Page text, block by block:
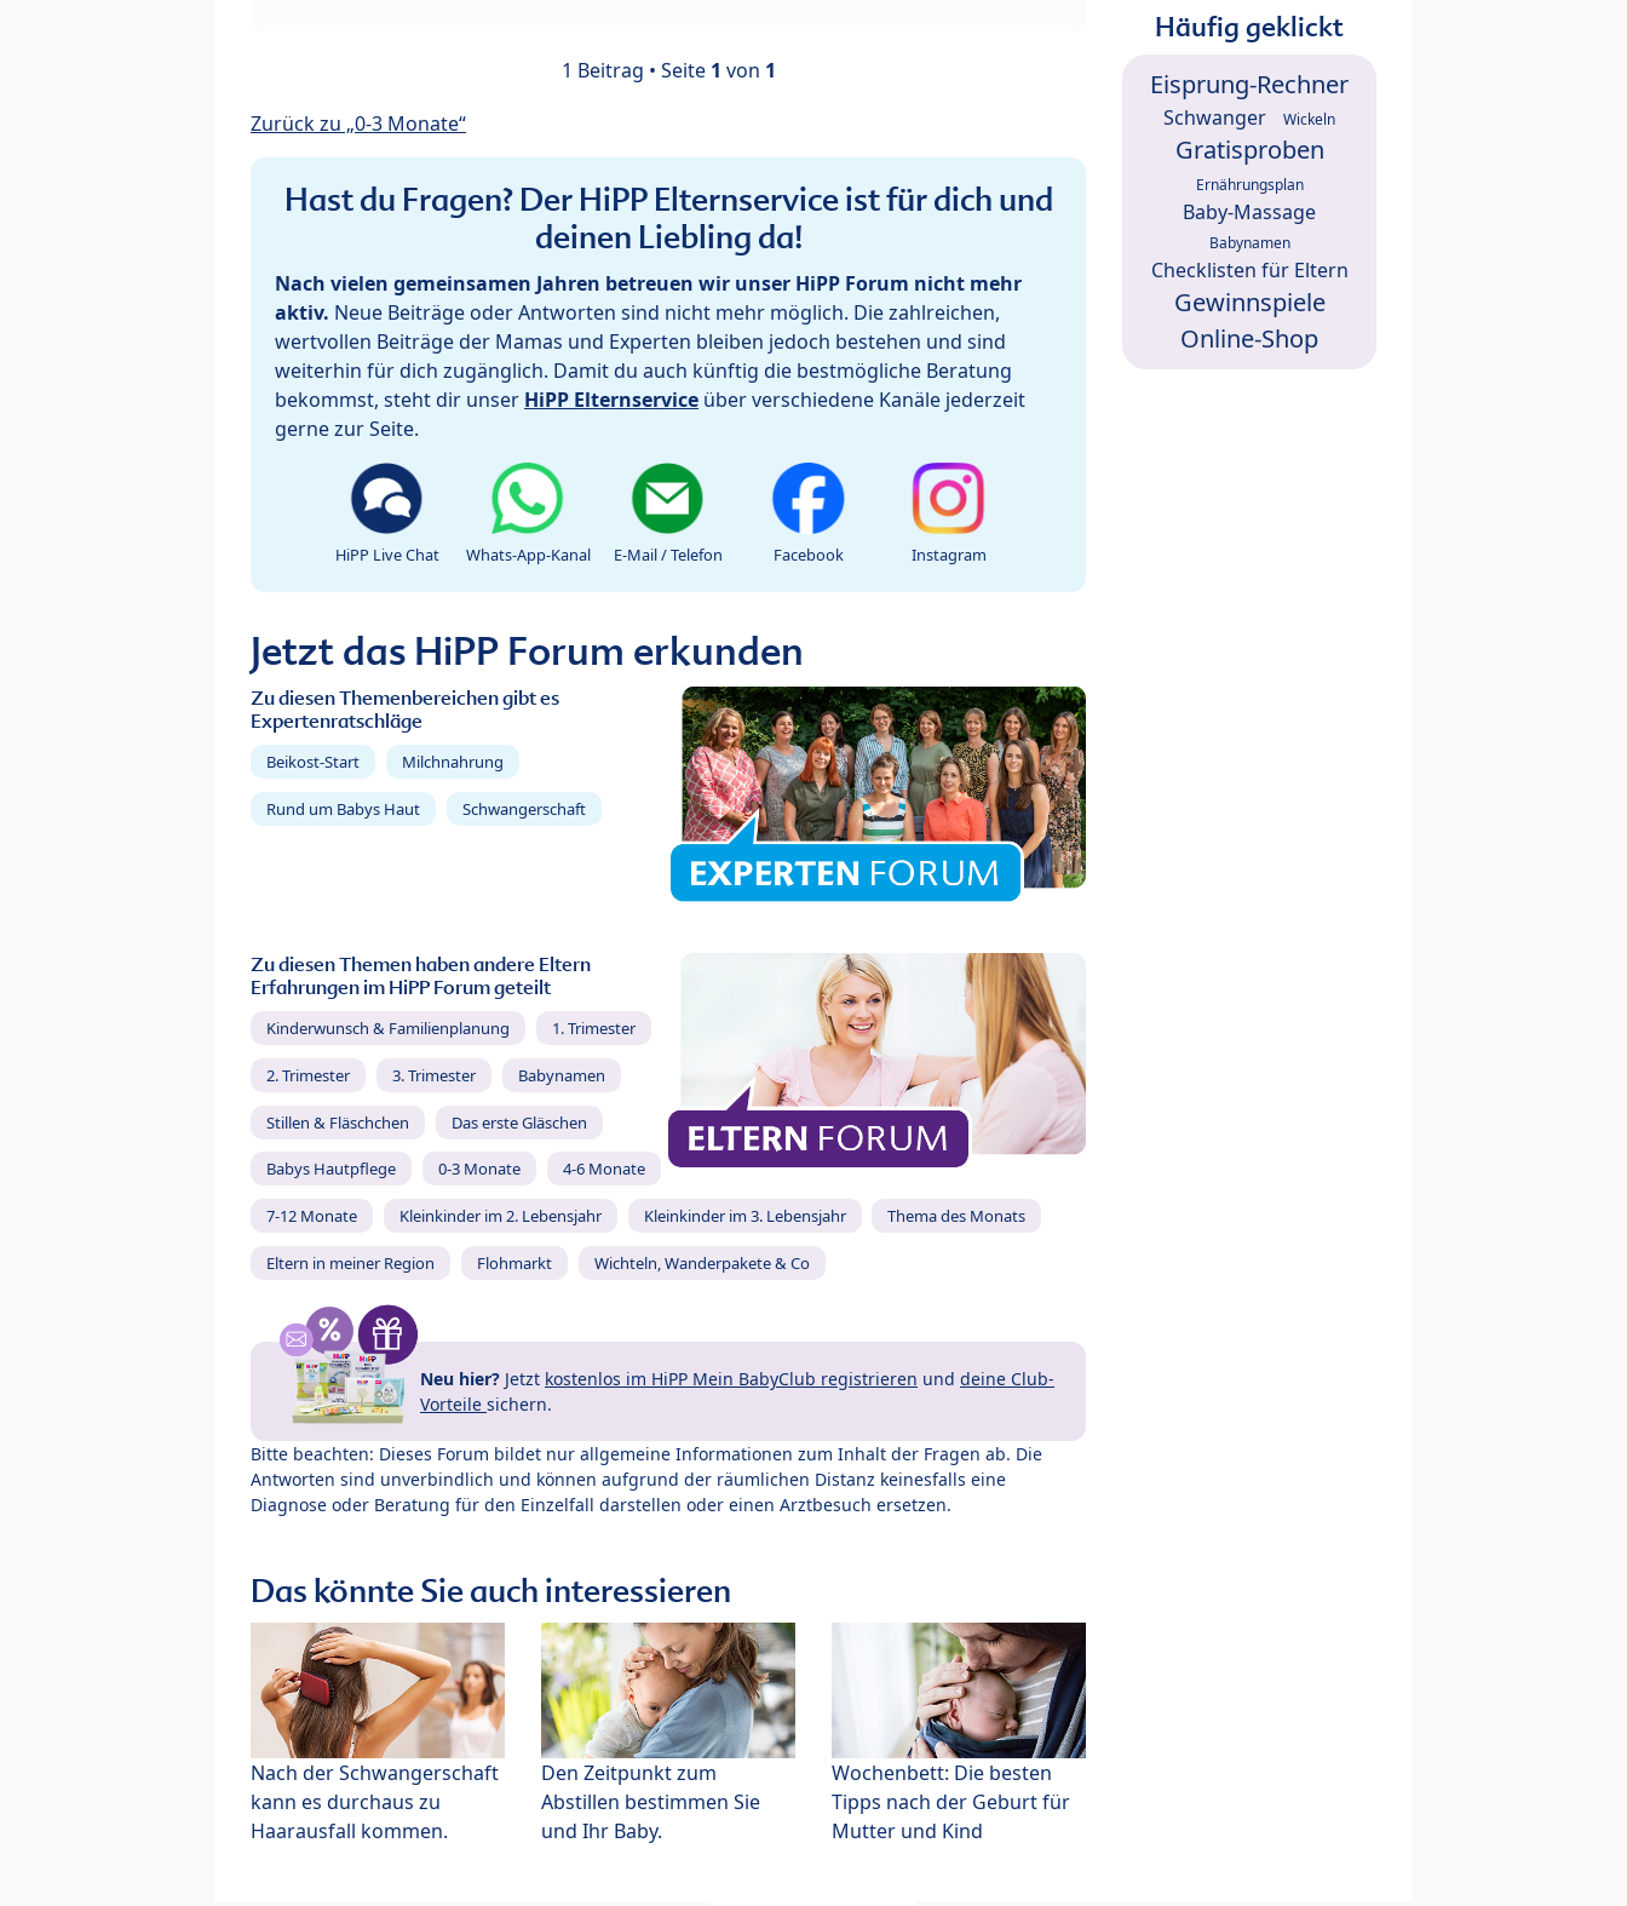
1 Beitrag • Seite 1 von 1
Zurück zu „0-3 Monate“
Hast du Fragen? Der HiPP Elternservice ist für dich und
deinen Liebling da!
Nach vielen gemeinsamen Jahren betreuen wir unser HiPP Forum nicht mehr
aktiv. Neue Beiträge oder Antworten sind nicht mehr möglich. Die zahlreichen,
wertvollen Beiträge der Mamas und Experten bleiben jedoch bestehen und sind
weiterhin für dich zugänglich. Damit du auch künftig die bestmögliche Beratung
bekommst, steht dir unser HiPP Elternservice über verschiedene Kanäle jederzeit
gerne zur Seite.
HiPP Live Chat Whats-App-Kanal E-Mail / Telefon Facebook Instagram
Jetzt das HiPP Forum erkunden
Zu diesen Themenbereichen gibt es
Expertenratschläge
Beikost-Start Milchnahrung
Rund um Babys Haut Schwangerschaft
Zu diesen Themen haben andere Eltern
Erfahrungen im HiPP Forum geteilt
Kinderwunsch & Familienplanung 1. Trimester
2. Trimester 3. Trimester Babynamen
Stillen & Fläschchen Das erste Gläschen
Babys Hautpflege 0-3 Monate 4-6 Monate
7-12 Monate Kleinkinder im 2. Lebensjahr Kleinkinder im 3. Lebensjahr Thema des Monats
Eltern in meiner Region Flohmarkt Wichteln, Wanderpakete & Co
Neu hier? Jetzt kostenlos im HiPP Mein BabyClub registrieren und deine Club-
Vorteile sichern.
Bitte beachten: Dieses Forum bildet nur allgemeine Informationen zum Inhalt der Fragen ab. Die
Antworten sind unverbindlich und können aufgrund der räumlichen Distanz keinesfalls eine
Diagnose oder Beratung für den Einzelfall darstellen oder einen Arztbesuch ersetzen.
Das könnte Sie auch interessieren
Nach der Schwangerschaft
kann es durchaus zu
Haarausfall kommen.
Den Zeitpunkt zum
Abstillen bestimmen Sie
und Ihr Baby.
Wochenbett: Die besten
Tipps nach der Geburt für
Mutter und Kind
Häufig geklickt
Eisprung-Rechner
Schwanger Wickeln
Gratisproben
Ernährungsplan
Baby-Massage
Babynamen
Checklisten für Eltern
Gewinnspiele
Online-Shop